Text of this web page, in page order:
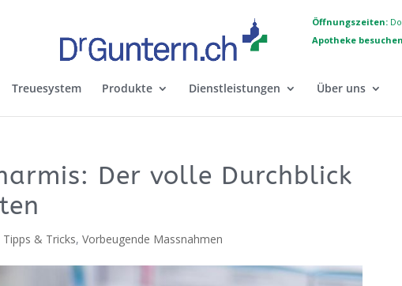
Treuesystem Produkte Dienstleistungen Über uns
Öffnungszeiten:Do
Apotheke besuchen
Der volle Durchblick
Tipps & Tricks,Vorbeugende Massnahmen